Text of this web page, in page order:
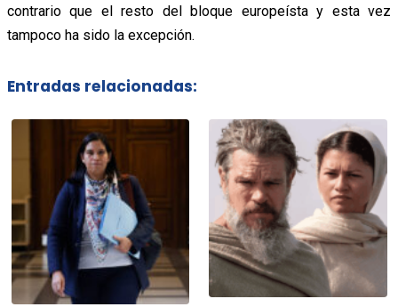
contrario que el resto del bloque europeísta y esta vez
tampoco ha sido la excepción.
Entradas relacionadas: